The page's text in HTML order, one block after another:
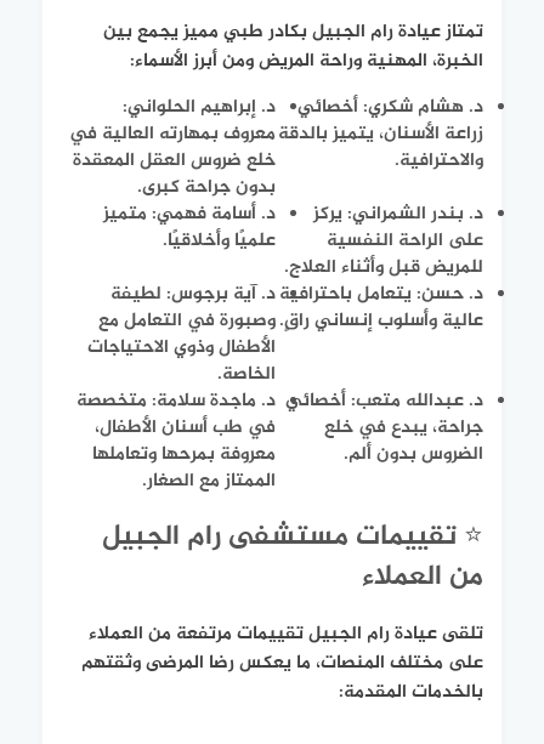
تمتاز عيادة رام الجبيل بكادر طبي مميز يجمع بين
الخبرة، المهنية وراحة المريض ومن أبرز الأسماء:
د. هشام شكري: أخصائي
زراعة الأسنان، يتميز بالدقة
والاحترافية.
د. إبراهيم الحلواني:
معروف بمهارته العالية في
خلع ضروس العقل المعقدة
بدون جراحة كبرى.
د. بندر الشمراني: يركز
على الراحة النفسية
للمريض قبل وأثناء العلاج.
د. أسامة فهمي: متميز
علميًا وأخلاقيًا.
د. حسن: يتعامل باحترافية
عالية وأسلوب إنساني راقٍ.
د. آية برجوس: لطيفة
وصبورة في التعامل مع
الأطفال وذوي الاحتياجات
الخاصة.
د. عبدالله متعب: أخصائي
جراحة، يبدع في خلع
الضروس بدون ألم.
د. ماجدة سلامة: متخصصة
في طب أسنان الأطفال،
معروفة بمرحها وتعاملها
الممتاز مع الصغار.
⭐ تقييمات مستشفى رام الجبيل
من العملاء
تلقى عيادة رام الجبيل تقييمات مرتفعة من العملاء
على مختلف المنصات، ما يعكس رضا المرضى وثقتهم
بالخدمات المقدمة: